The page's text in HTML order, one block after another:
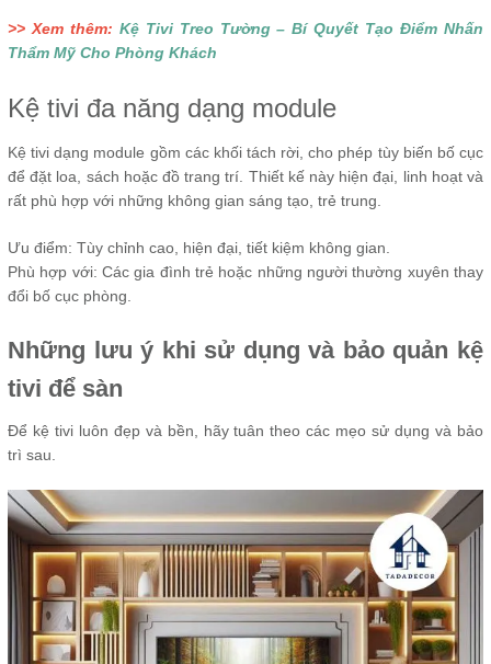
>> Xem thêm: Kệ Tivi Treo Tường – Bí Quyết Tạo Điểm Nhấn
Thẩm Mỹ Cho Phòng Khách
Kệ tivi đa năng dạng module
Kệ tivi dạng module gồm các khối tách rời, cho phép tùy biến bố cục
để đặt loa, sách hoặc đồ trang trí. Thiết kế này hiện đại, linh hoạt và
rất phù hợp với những không gian sáng tạo, trẻ trung.
Ưu điểm: Tùy chỉnh cao, hiện đại, tiết kiệm không gian.
Phù hợp với: Các gia đình trẻ hoặc những người thường xuyên thay
đổi bố cục phòng.
Những lưu ý khi sử dụng và bảo quản kệ
tivi để sàn
Để kệ tivi luôn đẹp và bền, hãy tuân theo các mẹo sử dụng và bảo
trì sau.